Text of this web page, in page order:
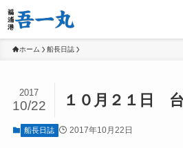
ホーム 船長日誌
１０月２１日
2017
10/22
船長日誌 2017年10月22日